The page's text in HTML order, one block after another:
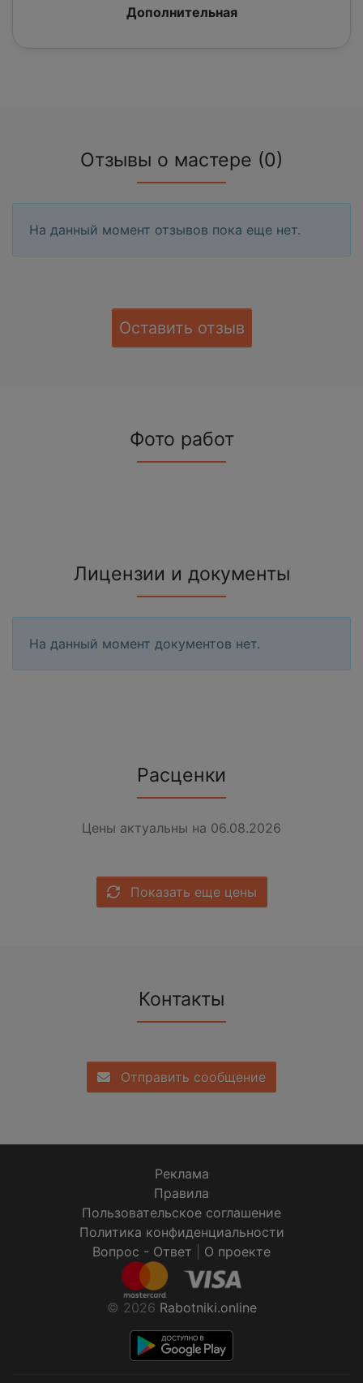
Дополнительная
Отзывы о мастере (0)
На данный момент отзывов пока еще нет.
Оставить отзыв
Фото работ
Лицензии и документы
На данный момент документов нет.
Расценки
Цены актуальны на 06.08.2026
Показать еще цены
Контакты
Отправить сообщение
Реклама
Правила
Пользовательское соглашение
Политика конфиденциальности
Вопрос - Ответ
О проекте
© 2026 Rabotniki.online